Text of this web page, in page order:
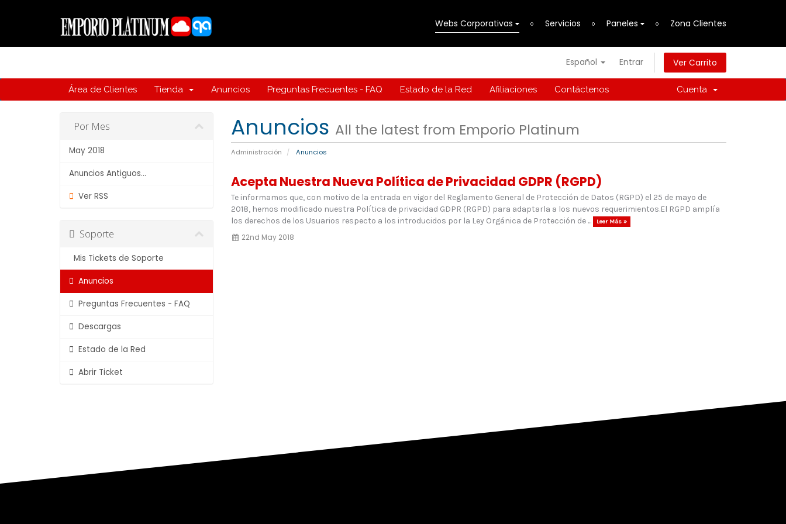
Webs Corporativas Servicios Paneles Zona Clientes
Español Entrar Ver Carrito
Área de Clientes Tienda Anuncios Preguntas Frecuentes - FAQ Estado de la Red Afiliaciones Contáctenos Cuenta
Anuncios All the latest from Emporio Platinum
Administración Anuncios
Por Mes
May 2018
Anuncios Antiguos...
Ver RSS
Acepta Nuestra Nueva Política de Privacidad GDPR (RGPD)
Te informamos que, con motivo de la entrada en vigor del Reglamento General de Protección de Datos (RGPD) el 25 de mayo de
2018, hemos modificado nuestra Política de privacidad GDPR (RGPD) para adaptarla a los nuevos requerimientos.El RGPD amplía
los derechos de los Usuarios respecto a los introducidos por la Ley Orgánica de Protección de ...
Leer Más »
22nd May 2018
Soporte
Mis Tickets de Soporte
Anuncios
Preguntas Frecuentes - FAQ
Descargas
Estado de la Red
Abrir Ticket